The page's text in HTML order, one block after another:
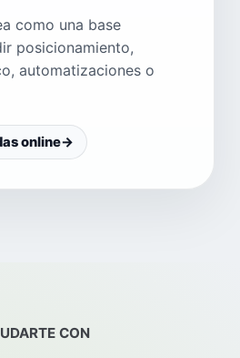
como una base
posicionamiento,
automatizaciones o
online→
CON